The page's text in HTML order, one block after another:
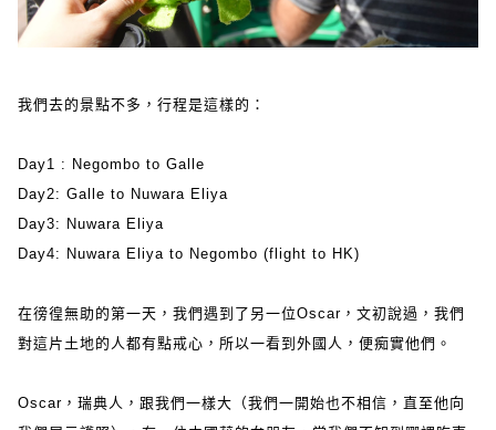
我們去的景點不多，行程是這樣的：
Day1 : Negombo to Galle
Day2: Galle to Nuwara Eliya
Day3: Nuwara Eliya
Day4: Nuwara Eliya to Negombo (flight to HK)
在徬徨無助的第一天，我們遇到了另一位Oscar，文初說過，我們
對這片土地的人都有點戒心，所以一看到外國人，便痴實他們。
Oscar，瑞典人，跟我們一樣大（我們一開始也不相信，直至他向